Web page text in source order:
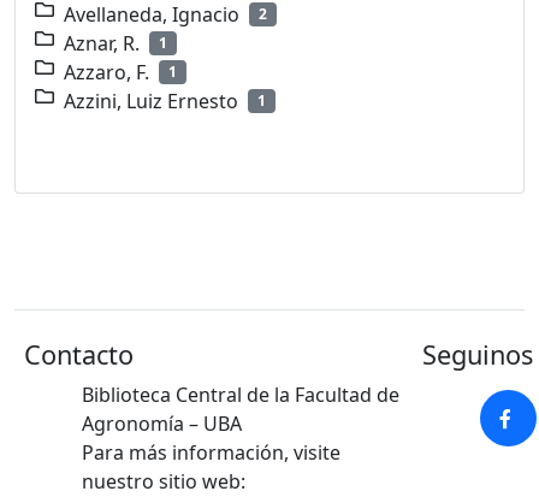
Avellaneda, Ignacio 2
Aznar, R. 1
Azzaro, F. 1
Azzini, Luiz Ernesto 1
Contacto
Biblioteca Central de la Facultad de
Agronomía – UBA
Para más información, visite
nuestro sitio web: